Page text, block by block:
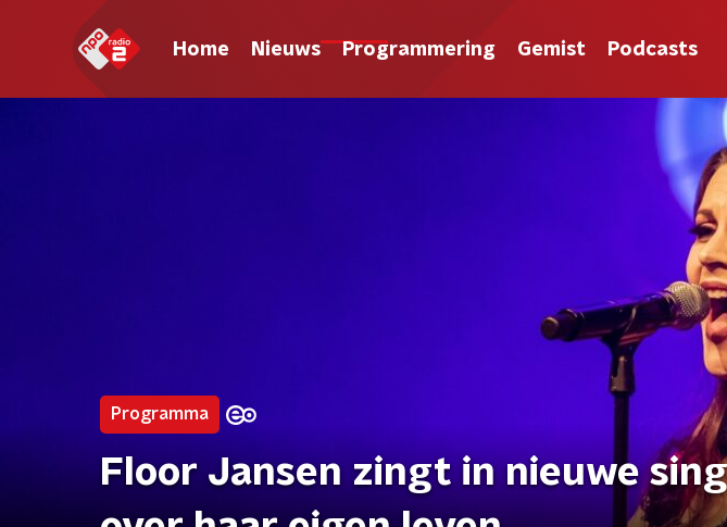
Home Nieuws Programmering Gemist Podcasts
Programma
Floor Jansen zingt in nieuwe